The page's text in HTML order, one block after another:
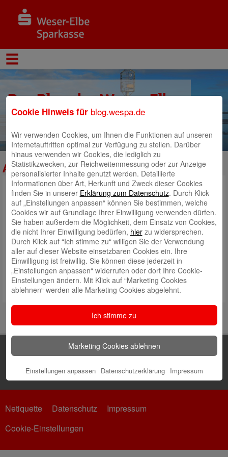
Der Blog der Weser-Elbe
Sparkasse
A4_Zahlen
Netiquette Datenschutz
Impressum
Cookie-Einstellungen
Cookie Hinweis für blog.wespa.de
Wir verwenden Cookies, um Ihnen die Funktionen auf unseren
Internetauftritten optimal zur Verfügung zu stellen. Darüber
hinaus verwenden wir Cookies, die lediglich zu
Statistikzwecken, zur Reichweitenmessung oder zur Anzeige
personalisierter Inhalte genutzt werden. Detaillierte
Informationen über Art, Herkunft und Zweck dieser Cookies
finden Sie in unserer Erklärung zum Datenschutz. Durch Klick
auf „Einstellungen anpassen“ können Sie bestimmen, welche
Cookies wir auf Grundlage Ihrer Einwilligung verwenden dürfen.
Sie haben außerdem die Möglichkeit, dem Einsatz von Cookies,
die nicht Ihrer Einwilligung bedürfen, hierzu widersprechen.
Durch Klick auf “Ich stimme zu“ willigen Sie der Verwendung
aller auf dieser Website einsetzbaren Cookies ein. Ihre
Einwilligung ist freiwillig. Sie können diese jederzeit in
„Einstellungen anpassen“ widerrufen oder dort Ihre Cookie-
Einstellungen ändern. Mit Klick auf “Marketing Cookies
ablehnen“ werden alle Marketing Cookies abgelehnt.
Ich stimme zu
Marketing Cookies ablehnen
Einstellungen anpassen Datenschutzerklärung Impressum